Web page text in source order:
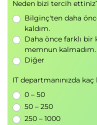
Katılımcılar, eğitim
tarafından akredite
Neden bizi tercih
Bilginç'ten daha
kaldım.
Daha önce farklı
memnun kalmadım.
Diğer
IT departmanınızda kaç
0 – 50
50 – 250
250 – 1000